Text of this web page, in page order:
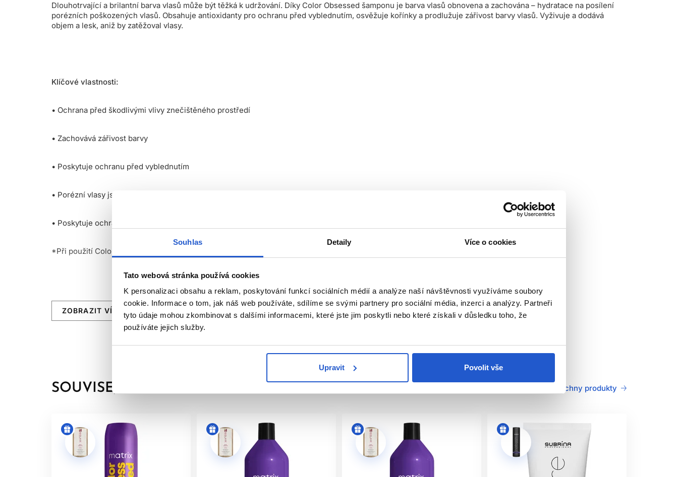
Souhlas Detaily Více o cookies
Tato webová stránka používá cookies
K personalizaci obsahu a reklam, poskytování funkcí sociálních médií a analýze naší návštěvnosti využíváme soubory
cookie. Informace o tom, jak náš web používáte, sdílíme se svými partnery pro sociální média, inzerci a analýzy. Partneři
tyto údaje mohou zkombinovat s dalšími informacemi, které jste jim poskytli nebo které získali v důsledku toho, že
používáte jejich služby.
Upravit Povolit vše
Dlouhotrvající a brilantní barva vlasů může být těžká k udržování. Díky Color Obsessed šamponu je barva vlasů obnovena a zachována – hydratace na posílení
porézních poškozených vlasů. Obsahuje antioxidanty pro ochranu před vyblednutím, osvěžuje kořínky a prodlužuje zářivost barvy vlasů. Vyživuje a dodává
objem a lesk, aniž by zatěžoval vlasy.
Klíčové vlastnosti:
• Ochrana před škodlivými vlivy znečištěného prostředí
• Zachovává zářivost barvy
• Poskytuje ochranu před vyblednutím
• Porézní vlasy jsou posíleny a lesklé
• Poskytuje ochranu barvy až do 32 umytí *
*Při použití Color Obsessed šamponu + kondicionéru oproti šamponu bez vyživujícího složení
Použití:
ZOBRAZIT VÍCE
SOUVISEJÍCÍ PRODUKTY Všechny produkty